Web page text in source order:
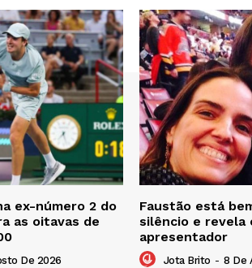
ex-número 2 do
as oitavas de
De 2026
Faustão está
silêncio e revela
apresentador
Jota Brito - 8 De